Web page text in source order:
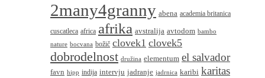
2many4granny abena academia britanica
cuscatleca africa afrika avstralija avtodom bambo
nature bocvana božič clovek1 clovek5
dobrodelnost družina elementum el salvador
favn hipp indija intervju jadranje jadrnica karibi karitas